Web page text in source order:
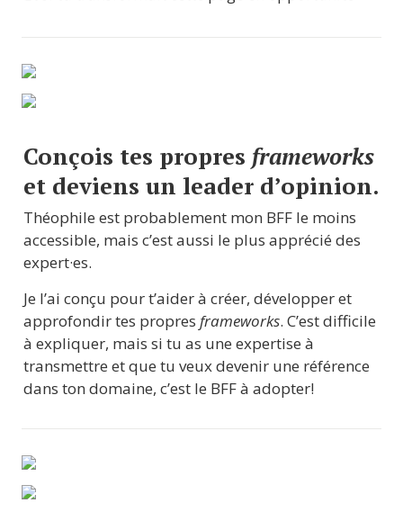
Conçois tes propres frameworks
et deviens un leader d’opinion.
Théophile est probablement mon BFF le moins
accessible, mais c’est aussi le plus apprécié des
expert·es.
Je l’ai conçu pour t’aider à créer, développer et
approfondir tes propres frameworks. C’est difficile
à expliquer, mais si tu as une expertise à
transmettre et que tu veux devenir une référence
dans ton domaine, c’est le BFF à adopter!